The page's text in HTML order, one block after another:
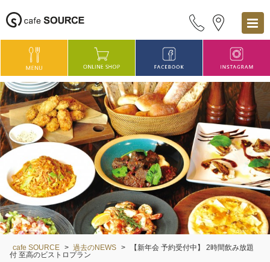
cafe SOURCE > 過去のNEWS >
【新年会 予約受付中】 2時間飲み放題
付 至高のビストロプラン